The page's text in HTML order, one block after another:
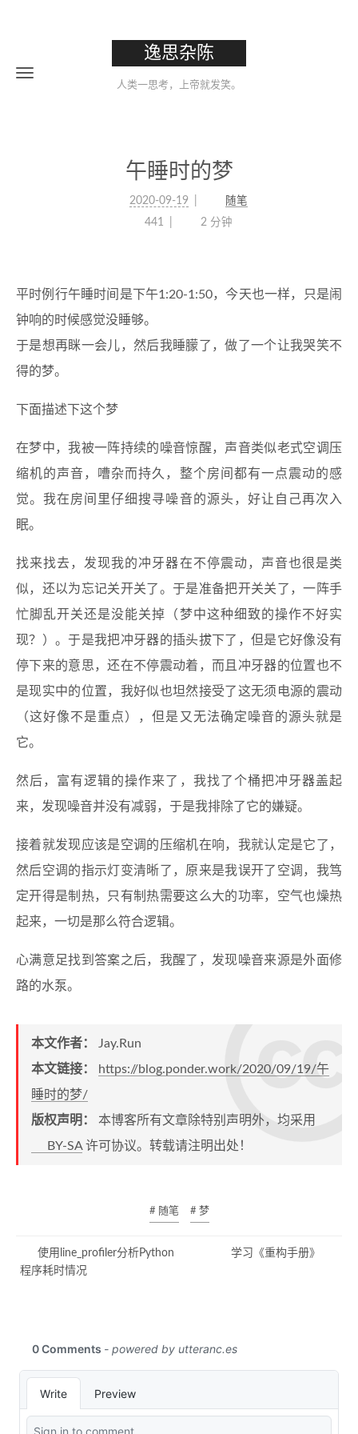
逸思杂陈
人类一思考，上帝就发笑。
午睡时的梦
2020-09-19
随笔
441
2 分钟
平时例行午睡时间是下午1:20-1:50，今天也一样，只是闹
钟响的时候感觉没睡够。
于是想再眯一会儿，然后我睡朦了，做了一个让我哭笑不
得的梦。
下面描述下这个梦
在梦中，我被一阵持续的噪音惊醒，声音类似老式空调压
缩机的声音，嘈杂而持久，整个房间都有一点震动的感
觉。我在房间里仔细搜寻噪音的源头，好让自己再次入
眠。
找来找去，发现我的冲牙器在不停震动，声音也很是类
似，还以为忘记关开关了。于是准备把开关关了，一阵手
忙脚乱开关还是没能关掉（梦中这种细致的操作不好实
现？）。于是我把冲牙器的插头拔下了，但是它好像没有
停下来的意思，还在不停震动着，而且冲牙器的位置也不
是现实中的位置，我好似也坦然接受了这无须电源的震动
（这好像不是重点），但是又无法确定噪音的源头就是
它。
然后，富有逻辑的操作来了，我找了个桶把冲牙器盖起
来，发现噪音并没有减弱，于是我排除了它的嫌疑。
接着就发现应该是空调的压缩机在响，我就认定是它了，
然后空调的指示灯变清晰了，原来是我误开了空调，我笃
定开得是制热，只有制热需要这么大的功率，空气也燥热
起来，一切是那么符合逻辑。
心满意足找到答案之后，我醒了，发现噪音来源是外面修
路的水泵。
本文作者：
Jay.Run
本文链接：
https://blog.ponder.work/2020/09/19/午
睡时的梦/
版权声明： 本博客所有文章除特别声明外，均采用
BY-SA许可协议。转载请注明出处！
# 随笔 # 梦
使用line_profiler分析Python
程序耗时情况
学习《重构手册》